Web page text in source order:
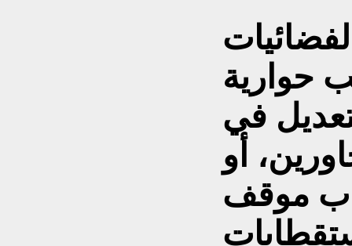
حوارية
في
أو
موقف